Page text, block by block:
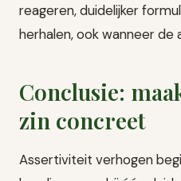
reageren, duidelijker
herhalen, ook wanneer de
Conclusie:
zin concreet
Assertiviteit verhogen